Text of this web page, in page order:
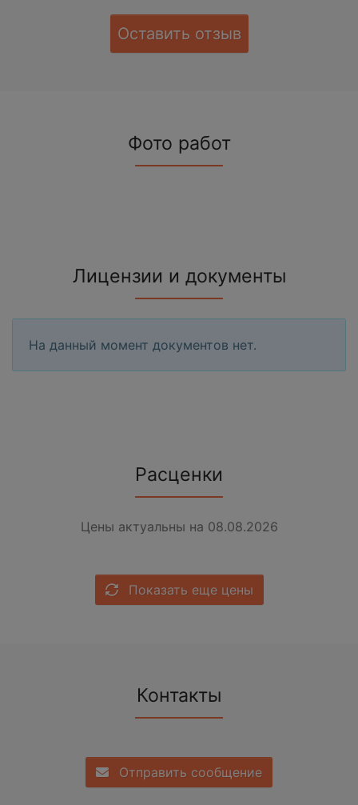
Оставить отзыв
Фото работ
Лицензии и документы
На данный момент документов нет.
Расценки
Цены актуальны на 08.08.2026
Показать еще цены
Контакты
Отправить сообщение